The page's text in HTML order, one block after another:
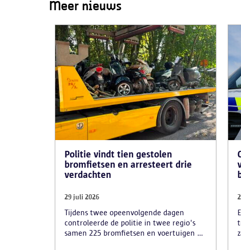
Meer nieuws
Politie vindt tien gestolen
bromfietsen en arresteert drie
verdachten
29 juli 2026
Tijdens twee opeenvolgende dagen
controleerde de politie in twee regio's
samen 225 bromfietsen en voertuigen en